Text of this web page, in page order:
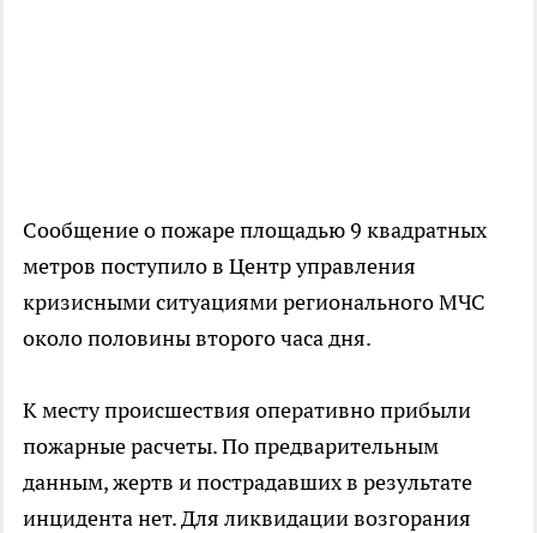
Сообщение о пожаре площадью 9 квадратных
метров поступило в Центр управления
кризисными ситуациями регионального МЧС
около половины второго часа дня.
К месту происшествия оперативно прибыли
пожарные расчеты. По предварительным
данным, жертв и пострадавших в результате
инцидента нет. Для ликвидации возгорания